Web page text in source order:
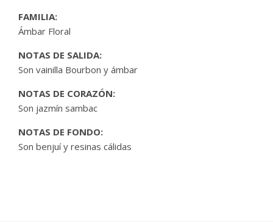
FAMILIA:
Ámbar Floral
NOTAS DE SALIDA:
Son vainilla Bourbon y ámbar
NOTAS DE CORAZÓN:
Son jazmín sambac
NOTAS DE FONDO:
Son benjuí y resinas cálidas